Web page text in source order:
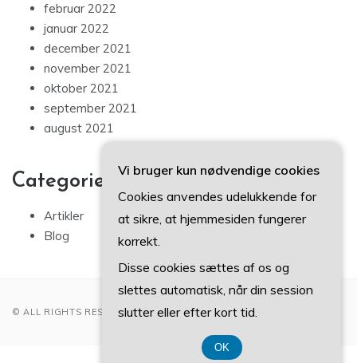
februar 2022
januar 2022
december 2021
november 2021
oktober 2021
september 2021
august 2021
Categories
Artikler
Blog
© ALL RIGHTS RESERVED 2022
Vi bruger kun nødvendige cookies
Cookies anvendes udelukkende for
at sikre, at hjemmesiden fungerer
korrekt.
Disse cookies sættes af os og
slettes automatisk, når din session
slutter eller efter kort tid.
OK